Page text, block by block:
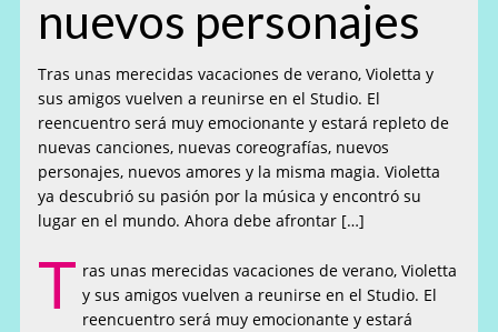
nuevos personajes
Tras unas merecidas vacaciones de verano, Violetta y
sus amigos vuelven a reunirse en el Studio. El
reencuentro será muy emocionante y estará repleto de
nuevas canciones, nuevas coreografías, nuevos
personajes, nuevos amores y la misma magia. Violetta
ya descubrió su pasión por la música y encontró su
lugar en el mundo. Ahora debe afrontar […]
T ras unas merecidas vacaciones de verano, Violetta
y sus amigos vuelven a reunirse en el Studio. El
reencuentro será muy emocionante y estará